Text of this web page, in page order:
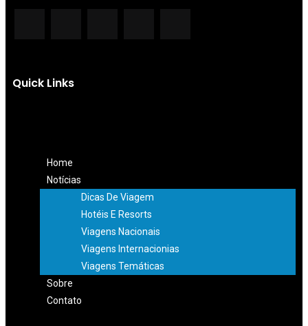
Quick Links
Home
Notícias
Dicas De Viagem
Hotéis E Resorts
Viagens Nacionais
Viagens Internacionias
Viagens Temáticas
Sobre
Contato